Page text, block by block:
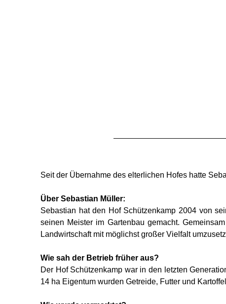
Seit der Übernahme des elterlichen Hofes hatte
Über Sebastian Müller:
Sebastian hat den Hof Schützenkamp 2004 von
seinen Meister im Gartenbau gemacht.
Landwirtschaft mit möglichst großer Vielfalt
Wie sah der Betrieb früher aus?
Der Hof Schützenkamp war in den letzten
14 ha Eigentum wurden Getreide, Futter und